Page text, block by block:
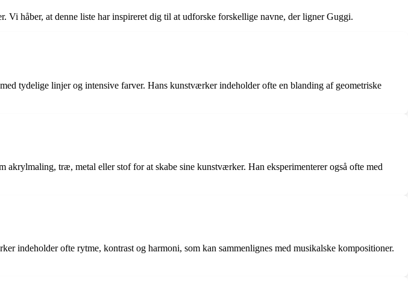
håber, at denne liste har inspireret dig til at udforske forskellige navne, der ligner Guggi.
tydelige linjer og intensive farver. Hans kunstværker indeholder ofte en blanding af geometriske
træ, metal eller stof for at skabe sine kunstværker. Han eksperimenterer også ofte med
indeholder ofte rytme, kontrast og harmoni, som kan sammenlignes med musikalske kompositioner.